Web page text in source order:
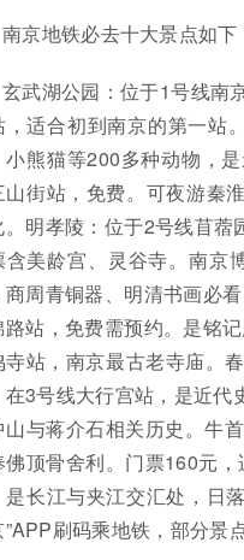
南京地铁必去十大景点如下
玄武湖公园：位于1号线南
，适合初到南京的第一站
小熊猫等200多种动物，
山街站，免费。可夜游秦
。明孝陵：位于2号线苜蓿
含美龄宫、灵谷寺。南京
商周青铜器、明清书画必
路站，免费需预约。是铭
寺站，南京最古老寺庙。
在3号线大行宫站，是近
山与蒋介石相关历史。牛
佛顶骨舍利。门票160元
是长江与夹江交汇处，日
刷码乘地铁，部分景